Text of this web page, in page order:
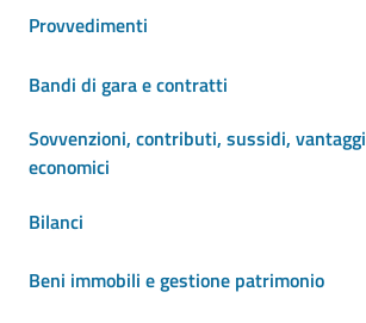
Provvedimenti
Bandi di gara e contratti
Sovvenzioni, contributi, sussidi, vantaggi
economici
Bilanci
Beni immobili e gestione patrimonio